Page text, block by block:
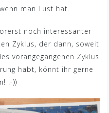
man Lust hat.
noch interessanter
Zyklus, der dann, soweit
vorangegangenen Zyklus
habt, könnt ihr gerne
:-))